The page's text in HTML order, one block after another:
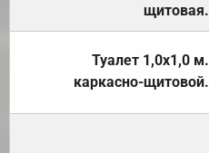
щитовая.
Туалет 1,0х1,0 м.
каркасно-щитовой.